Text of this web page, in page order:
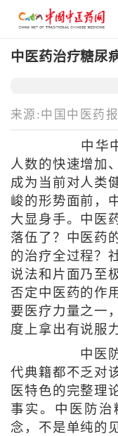
中医药治疗糖尿
来源:中国中医药报
中华中
人数的快速增加
成为当前对人类
峻的形势面前，
大显身手。中医
落伍了？中医药
的治疗全过程？
说法和片面乃至
否定中医药的作
要医疗力量之一
度上拿出有说服
中医防
代典籍都不乏对
医特色的完整理
事实。中医防治
念，不是单纯的